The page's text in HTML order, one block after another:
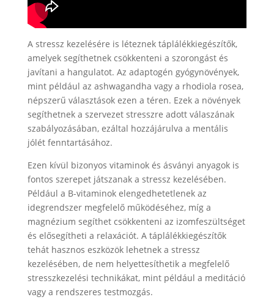
A stressz kezelésére is léteznek táplálékkiegészítők,
amelyek segíthetnek csökkenteni a szorongást és
javítani a hangulatot. Az adaptogén gyógynövények,
mint például az ashwagandha vagy a rhodiola rosea,
népszerű választások ezen a téren. Ezek a növények
segíthetnek a szervezet stresszre adott válaszának
szabályozásában, ezáltal hozzájárulva a mentális
jólét fenntartásához.
Ezen kívül bizonyos vitaminok és ásványi anyagok is
fontos szerepet játszanak a stressz kezelésében.
Például a B-vitaminok elengedhetetlenek az
idegrendszer megfelelő működéséhez, míg a
magnézium segíthet csökkenteni az izomfeszültséget
és elősegítheti a relaxációt. A táplálékkiegészítők
tehát hasznos eszközök lehetnek a stressz
kezelésében, de nem helyettesíthetik a megfelelő
stresszkezelési technikákat, mint például a meditáció
vagy a rendszeres testmozgás.